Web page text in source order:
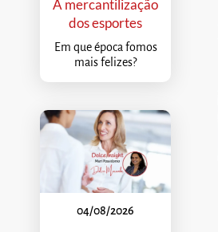
A mercantilização
dos esportes
Em que época fomos
mais felizes?
04/08/2026